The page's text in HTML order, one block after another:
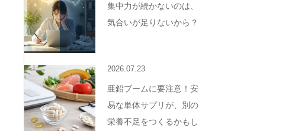
集中力が続かないのは、
気合いが足りないから？
2026.07.23
亜鉛ブームに要注意！安
易な単体サプリが、別の
栄養不足をつくるかもし